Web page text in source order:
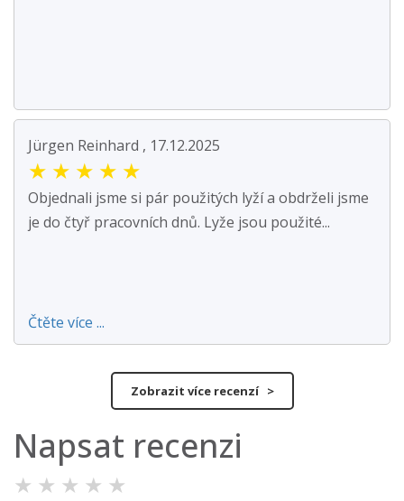
Jürgen Reinhard , 17.12.2025
★ ★ ★ ★ ★
Objednali jsme si pár použitých lyží a obdrželi jsme
je do čtyř pracovních dnů. Lyže jsou použité...
Čtěte více ...
Zobrazit více recenzí >
Napsat recenzi
★ ★ ★ ★ ★